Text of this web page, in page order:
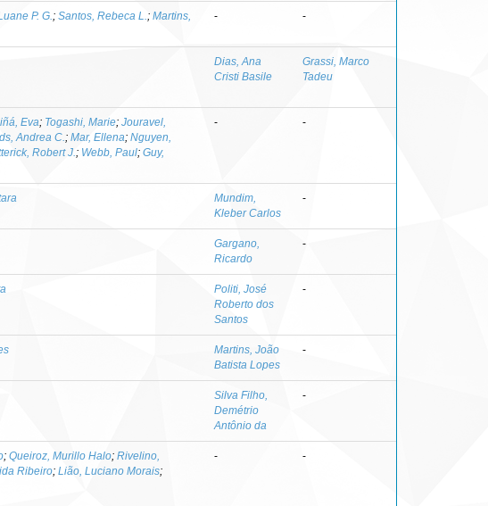
P. G. ; Santos, Rebeca L. ; Martins,
- -
Dias, Ana
Cristi Basile
Grassi, Marco
Tadeu
Eva; Togashi, Marie; Jouravel,
Andrea C. ; Mar, Ellena; Nguyen,
Robert J. ; Webb, Paul; Guy,
- -
Mundim,
Kleber Carlos
-
Gargano,
Ricardo
-
Politi, José
Roberto dos
Santos
-
Martins, João
Batista Lopes
-
Silva Filho,
Demétrio
Antônio da
-
; Queiroz, Murillo Halo; Rivelino,
Ribeiro; Lião, Luciano Morais;
- -